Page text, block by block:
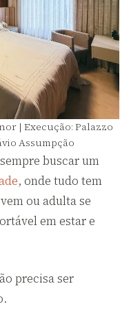
| Execução: Palazzo
Assumpção
buscar um
, onde tudo tem
ou adulta se
em estar e
precisa ser